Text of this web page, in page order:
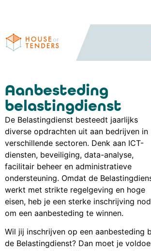
Aanbesteding
belastingdienst
De Belastingdienst besteedt jaarlijks
diverse opdrachten uit aan bedrijven in
verschillende sectoren. Denk aan ICT-
diensten, beveiliging, data-analyse,
facilitair beheer en administratieve
ondersteuning. Omdat de
werkt met strikte regelgeving en hoge
eisen, heb je een sterke inschrijving
om een aanbesteding te winnen.
Wil jij inschrijven op een aanbesteding
de Belastingdienst? Dan moet je